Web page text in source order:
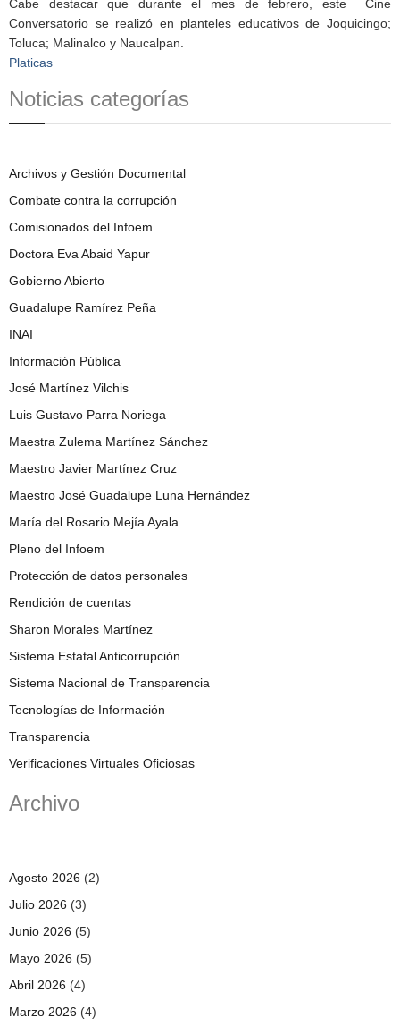
Cabe destacar que durante el mes de febrero, este Cine
Conversatorio se realizó en planteles educativos de Joquicingo;
Toluca; Malinalco y Naucalpan.
Platicas
Noticias categorías
Archivos y Gestión Documental
Combate contra la corrupción
Comisionados del Infoem
Doctora Eva Abaid Yapur
Gobierno Abierto
Guadalupe Ramírez Peña
INAI
Información Pública
José Martínez Vilchis
Luis Gustavo Parra Noriega
Maestra Zulema Martínez Sánchez
Maestro Javier Martínez Cruz
Maestro José Guadalupe Luna Hernández
María del Rosario Mejía Ayala
Pleno del Infoem
Protección de datos personales
Rendición de cuentas
Sharon Morales Martínez
Sistema Estatal Anticorrupción
Sistema Nacional de Transparencia
Tecnologías de Información
Transparencia
Verificaciones Virtuales Oficiosas
Archivo
Agosto 2026 (2)
Julio 2026 (3)
Junio 2026 (5)
Mayo 2026 (5)
Abril 2026 (4)
Marzo 2026 (4)